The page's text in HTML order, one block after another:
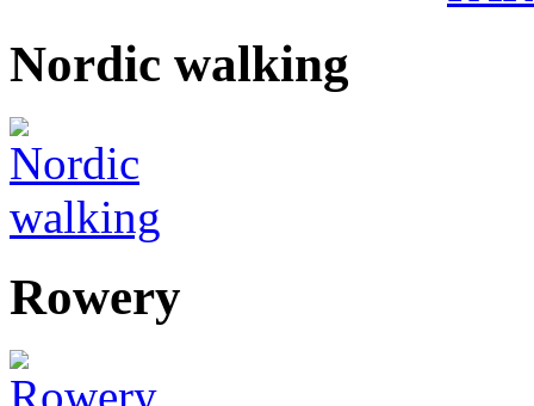
Nordic walking
Rowery